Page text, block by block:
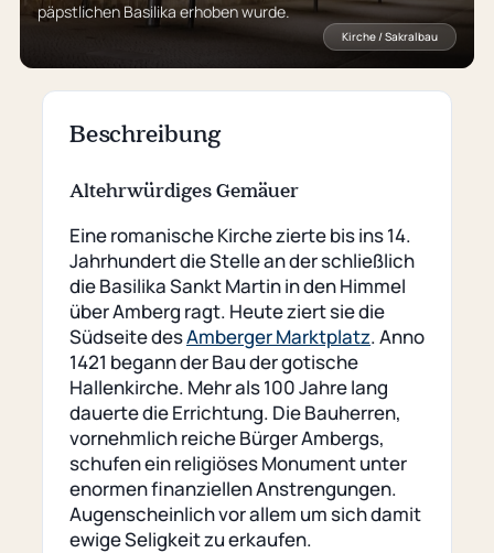
päpstlichen Basilika erhoben wurde.
Kirche / Sakralbau
Beschreibung
Altehrwürdiges Gemäuer
Eine romanische Kirche zierte bis ins 14.
Jahrhundert die Stelle an der schließlich
die Basilika Sankt Martin in den Himmel
über Amberg ragt. Heute ziert sie die
Südseite desAmberger Marktplatz. Anno
1421 begann der Bau der gotische
Hallenkirche. Mehr als 100 Jahre lang
dauerte die Errichtung. Die Bauherren,
vornehmlich reiche Bürger Ambergs,
schufen ein religiöses Monument unter
enormen finanziellen Anstrengungen.
Augenscheinlich vor allem um sich damit
ewige Seligkeit zu erkaufen.